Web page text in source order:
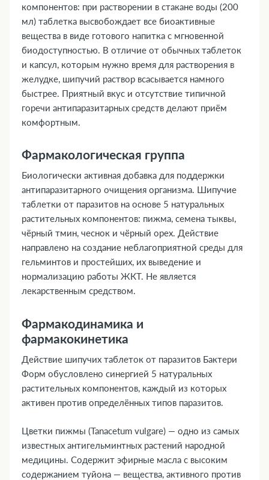
компонентов: при растворении в стакане воды (200
мл) таблетка высвобождает все биоактивные
вещества в виде готового напитка с мгновенной
биодоступностью. В отличие от обычных таблеток
и капсул, которым нужно время для растворения в
желудке, шипучий раствор всасывается намного
быстрее. Приятный вкус и отсутствие типичной
горечи антипаразитарных средств делают приём
комфортным.
Фармакологическая группа
Биологически активная добавка для поддержки
антипаразитарного очищения организма. Шипучие
таблетки от паразитов на основе 5 натуральных
растительных компонентов: пижма, семена тыквы,
чёрный тмин, чеснок и чёрный орех. Действие
направлено на создание неблагоприятной среды для
гельминтов и простейших, их выведение и
нормализацию работы ЖКТ. Не является
лекарственным средством.
Фармакодинамика и
фармакокинетика
Действие шипучих таблеток от паразитов Бактери
Форм обусловлено синергией 5 натуральных
растительных компонентов, каждый из которых
активен против определённых типов паразитов.
Цветки пижмы (Tanacetum vulgare) — одно из самых
известных антигельминтных растений народной
медицины. Содержит эфирные масла с высоким
содержанием туйона — вещества, активного против